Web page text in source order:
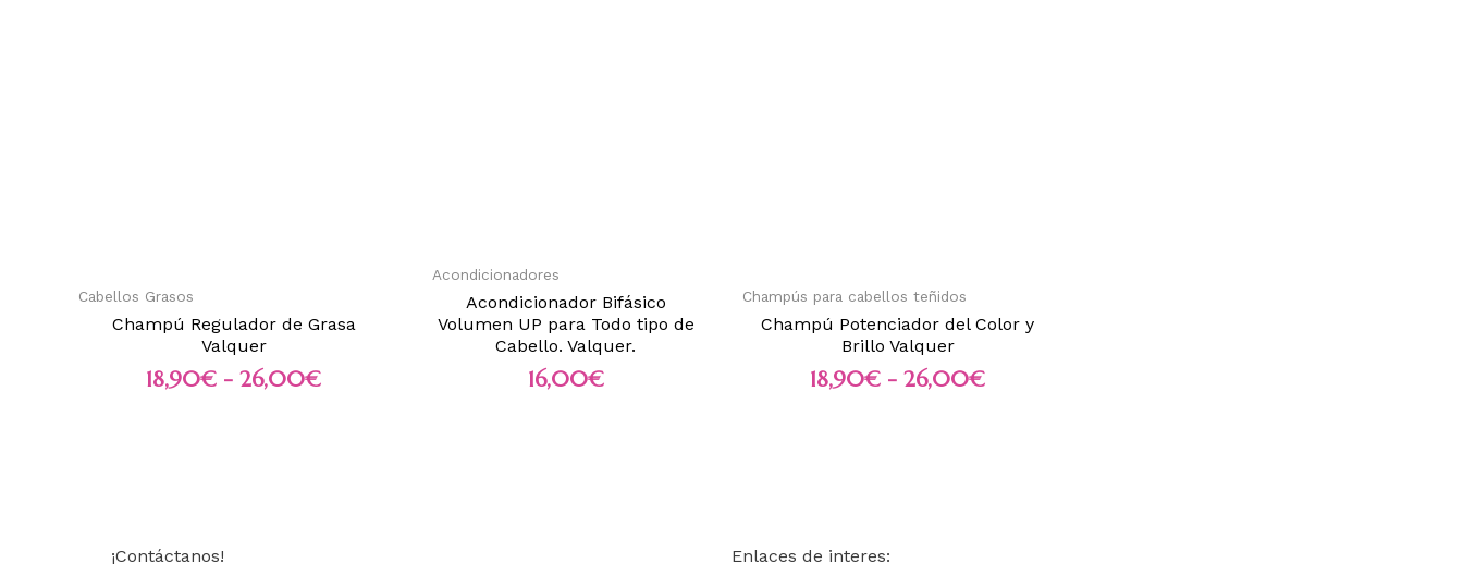
Cabellos Grasos
Champú Regulador de Grasa
Valquer
18,90€ - 26,00€
Acondicionadores
Acondicionador Bifásico
Volumen UP para Todo tipo de
Cabello. Valquer.
16,00€
Champús para cabellos teñidos
Champú Potenciador del Color y
Brillo Valquer
18,90€ - 26,00€
¡Contáctanos! Enlaces de interes: